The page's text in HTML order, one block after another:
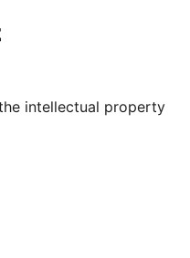
Tumblr-konto
intellectual property